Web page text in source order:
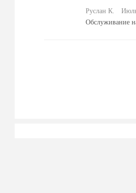
Руслан К.
Обслуживание